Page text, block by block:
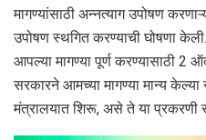
मागण्यांसाठी अन्नत्याग उपोषण
उपोषण स्थगित करण्याची घोषणा
आपल्या मागण्या पूर्ण करण्यासाठी 2
सरकारने आमच्या मागण्या मान्य
मंत्रालयात शिरू, असे ते या प्रकरणी